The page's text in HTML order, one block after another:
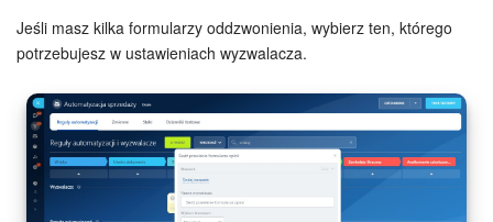
Jeśli masz kilka formularzy oddzwonienia, wybierz ten, którego
potrzebujesz w ustawieniach wyzwalacza.